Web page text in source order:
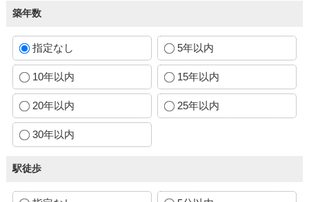
築年数
指定なし 5年以内
10年以内 15年以内
20年以内 25年以内
30年以内
駅徒歩